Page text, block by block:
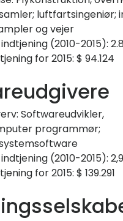
luftfartsingeniør;
og vejer
(2010-2015): 2.8
for 2015: $ 94.124
Softwareudvikler,
programmør;
(2010-2015): 2,9
for 2015: $ 139.291